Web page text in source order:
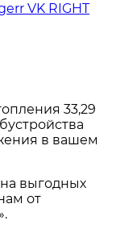
VK RIGHT
33,29
в вашем
выгодных
от